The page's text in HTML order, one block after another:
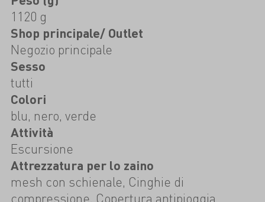
1120 g
Shop principale/ Outlet
Negozio principale
Sesso
tutti
Colori
blu, nero, verde
Attività
Escursione
Attrezzatura per lo zaino
mesh con schienale, Cinghie di
compressione, Copertura antipioggia